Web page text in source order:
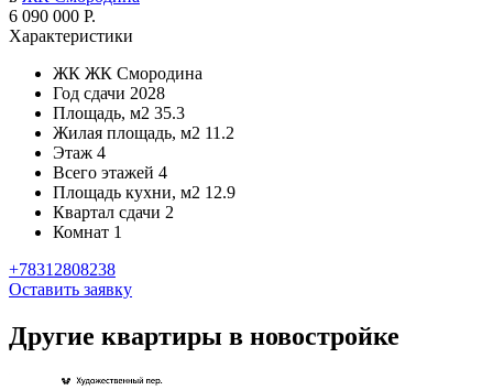
6 090 000 Р.
Характеристики
ЖК ЖК Смородина
Год сдачи 2028
Площадь, м2 35.3
Жилая площадь, м2 11.2
Этаж 4
Всего этажей 4
Площадь кухни, м2 12.9
Квартал сдачи 2
Комнат 1
+78312808238
Оставить заявку
Другие квартиры в новостройке